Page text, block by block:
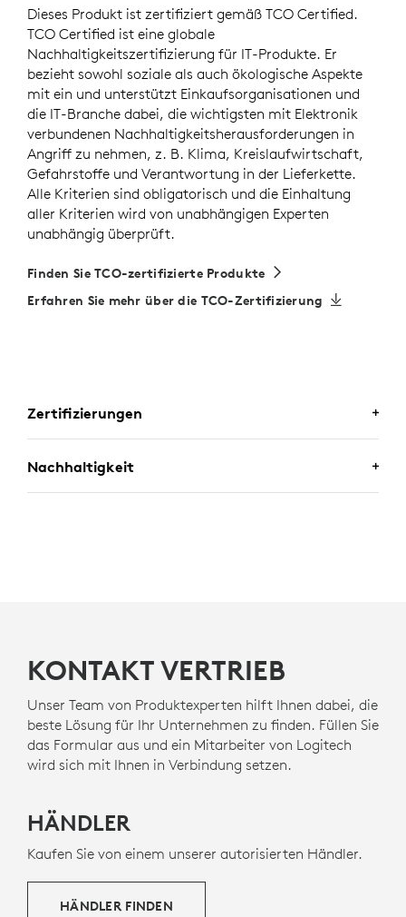
Dieses Produkt ist zertifiziert gemäß TCO Certified.
TCO Certified ist eine globale
Nachhaltigkeitszertifizierung für IT-Produkte. Er
bezieht sowohl soziale als auch ökologische Aspekte
mit ein und unterstützt Einkaufsorganisationen und
die IT-Branche dabei, die wichtigsten mit Elektronik
verbundenen Nachhaltigkeitsherausforderungen in
Angriff zu nehmen, z. B. Klima, Kreislaufwirtschaft,
Gefahrstoffe und Verantwortung in der Lieferkette.
Alle Kriterien sind obligatorisch und die Einhaltung
aller Kriterien wird von unabhängigen Experten
unabhängig überprüft.
Finden Sie TCO-zertifizierte Produkte
Erfahren Sie mehr über die TCO-Zertifizierung
Zertifizierungen
ZERTIFIZIERT FÜR BUSINESS-
ANWENDUNGEN
Nachhaltigkeit
Kunststoff6Kunststoffanteil von Zone Wired 2
um Kunststoffen aus alten
Unterhaltungselektronikgeräten ein zweites Leben zu
geben und unseren CO2-Fußabdruck zu verringern.
INFOS ZU RECYCELTEM KUNSTSTOFF
KONTAKT VERTRIEB
Unser Team von Produktexperten hilft Ihnen dabei, die
beste Lösung für Ihr Unternehmen zu finden. Füllen Sie
das Formular aus und ein Mitarbeiter von Logitech
wird sich mit Ihnen in Verbindung setzen.
HÄNDLER
Kaufen Sie von einem unserer autorisierten Händler.
HÄNDLER FINDEN